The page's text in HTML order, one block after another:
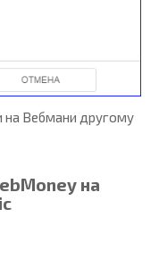
на Вебмани другому
на